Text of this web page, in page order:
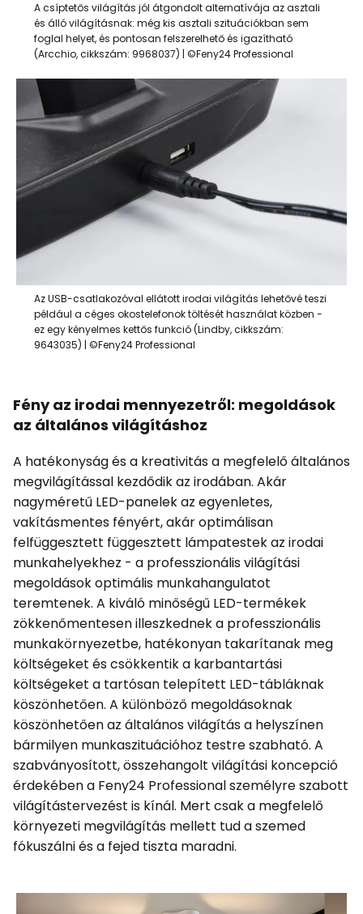
A csíptetős világítás jól átgondolt alternatívája az asztali
és álló világításnak: még kis asztali szituációkban sem
foglal helyet, és pontosan felszerelhető és igazítható
(Arcchio, cikkszám: 9968037) | ©Feny24 Professional
Az USB-csatlakozóval ellátott irodai világítás lehetővé teszi
például a céges okostelefonok töltését használat közben -
ez egy kényelmes kettős funkció (Lindby, cikkszám:
9643035) | ©Feny24 Professional
Fény az irodai mennyezetről: megoldások
az általános világításhoz
A hatékonyság és a kreativitás a megfelelő általános
megvilágítással kezdődik az irodában. Akár
nagyméretű LED-panelek az egyenletes,
vakításmentes fényért, akár optimálisan
felfüggesztett függesztett lámpatestek az irodai
munkahelyekhez - a professzionális világítási
megoldások optimális munkahangulatot
teremtenek. A kiváló minőségű LED-termékek
zökkenőmentesen illeszkednek a professzionális
munkakörnyezetbe, hatékonyan takarítanak meg
költségeket és csökkentik a karbantartási
költségeket a tartósan telepített LED-tábláknak
köszönhetően. A különböző megoldásoknak
köszönhetően az általános világítás a helyszínen
bármilyen munkaszituációhoz testre szabható. A
szabványosított, összehangolt világítási koncepció
érdekében a Feny24 Professional személyre szabott
világítástervezést is kínál. Mert csak a megfelelő
környezeti megvilágítás mellett tud a szemed
fókuszálni és a fejed tiszta maradni.